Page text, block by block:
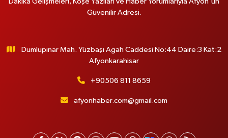
Güvenilir Adresi.
Dumlupınar Mah. Yüzbaşı Agah Caddesi No:44 Daire:3 Kat:2
Afyonkarahisar
+90506 811 8659
afyonhaber.com@gmail.com